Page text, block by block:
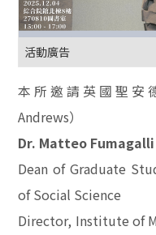
活動廣告
本所邀請英國聖安
Andrews）
Dr. Matteo Fumagalli
Dean of Graduate
of Social Science
Director, Institute of